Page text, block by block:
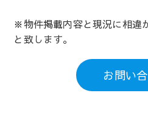
※物件掲載内容と現況に相違
と致します。
お問い